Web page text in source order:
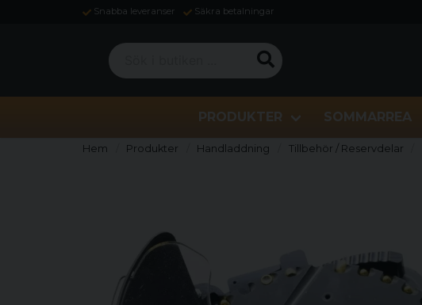
Snabba leveranser Säkra betalningar
Sök i butiken ...
PRODUKTER SOMMARREA
Hem Produkter Handladdning Tillbehör / Reservdelar